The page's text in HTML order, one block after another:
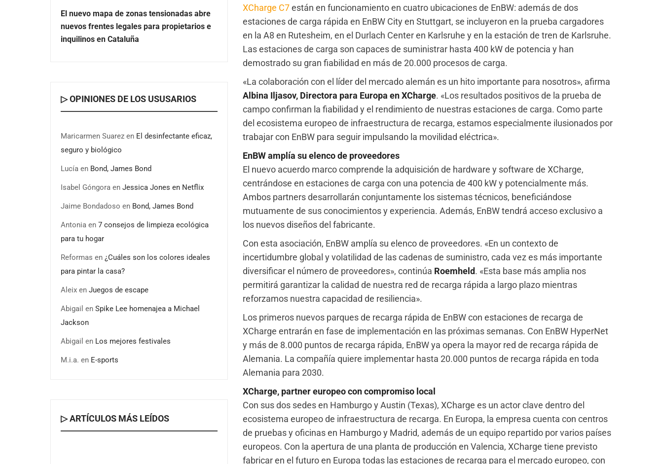
XCharge C7están en funcionamiento en cuatro ubicaciones de EnBW: además de dos
estaciones de carga rápida en EnBW City en Stuttgart, se incluyeron en la prueba cargadores
en la A8 en Rutesheim, en el Durlach Center en Karlsruhe y en la estación de tren de Karlsruhe.
Las estaciones de carga son capaces de suministrar hasta 400 kW de potencia y han
demostrado su gran fiabilidad en más de 20.000 procesos de carga.
«La colaboración con el líder del mercado alemán es un hito importante para nosotros», afirma
Albina Iljasov, Directora para Europa en XCharge. «Los resultados positivos de la prueba de
campo confirman la fiabilidad y el rendimiento de nuestras estaciones de carga. Como parte
del ecosistema europeo de infraestructura de recarga, estamos especialmente ilusionados por
trabajar con EnBW para seguir impulsando la movilidad eléctrica».
EnBW amplía su elenco de proveedores
El nuevo acuerdo marco comprende la adquisición de hardware y software de XCharge,
centrándose en estaciones de carga con una potencia de 400 kW y potencialmente más.
Ambos partners desarrollarán conjuntamente los sistemas técnicos, beneficiándose
mutuamente de sus conocimientos y experiencia. Además, EnBW tendrá acceso exclusivo a
los nuevos diseños del fabricante.
Con esta asociación, EnBW amplía su elenco de proveedores. «En un contexto de
incertidumbre global y volatilidad de las cadenas de suministro, cada vez es más importante
diversificar el número de proveedores», continúa Roemheld. «Esta base más amplia nos
permitirá garantizar la calidad de nuestra red de recarga rápida a largo plazo mientras
reforzamos nuestra capacidad de resiliencia».
Los primeros nuevos parques de recarga rápida de EnBW con estaciones de recarga de
XCharge entrarán en fase de implementación en las próximas semanas. Con EnBW HyperNet
y más de 8.000 puntos de recarga rápida, EnBW ya opera la mayor red de recarga rápida de
Alemania. La compañía quiere implementar hasta 20.000 puntos de recarga rápida en toda
Alemania para 2030.
XCharge, partner europeo con compromiso local
Con sus dos sedes en Hamburgo y Austin (Texas), XCharge es un actor clave dentro del
ecosistema europeo de infraestructura de recarga. En Europa, la empresa cuenta con centros
de pruebas y oficinas en Hamburgo y Madrid, además de un equipo repartido por varios países
europeos. Con la apertura de una planta de producción en Valencia, XCharge tiene previsto
fabricar en el futuro en Europa todas las estaciones de recarga para el mercado europeo, con
El nuevo mapa de zonas tensionadas abre
nuevos frentes legales para propietarios e
inquilinos en Cataluña
▷ OPINIONES DE LOS USUSARIOS
Maricarmen Suarez en El desinfectante eficaz,
seguro y biológico
Lucía en Bond, James Bond
Isabel Góngora en Jessica Jones en Netflix
Jaime Bondadoso en Bond, James Bond
Antonia en 7 consejos de limpieza ecológica
para tu hogar
Reformas en ¿Cuáles son los colores ideales
para pintar la casa?
Aleix en Juegos de escape
Abigail en Spike Lee homenajea a Michael
Jackson
Abigail en Los mejores festivales
M.i.a. en E-sports
▷ ARTÍCULOS MÁS LEÍDOS